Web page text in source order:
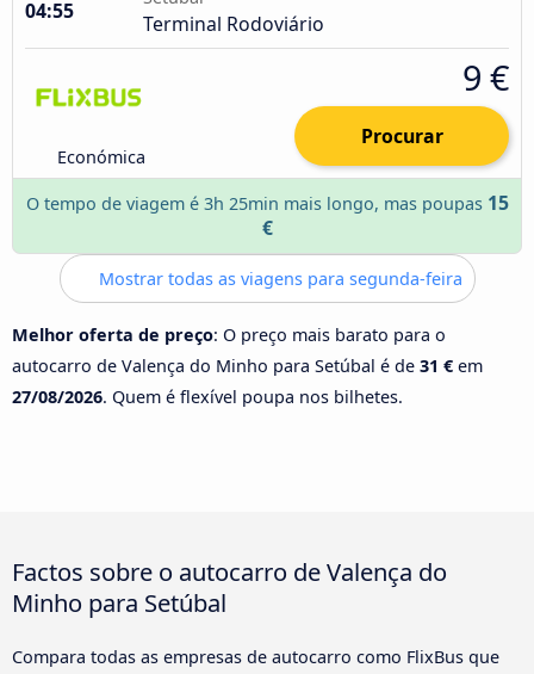
04:55 Terminal Rodoviário
Económica
9 €
Procurar
O tempo de viagem é 3h 25min mais longo, mas poupas 15
€
Mostrar todas as viagens para segunda-feira
Melhor oferta de preço: O preço mais barato para o
autocarro de Valença do Minho para Setúbal é de 31 € em
27/08/2026. Quem é flexível poupa nos bilhetes.
Factos sobre o autocarro de Valença do
Minho para Setúbal
Compara todas as empresas de autocarro como FlixBus que